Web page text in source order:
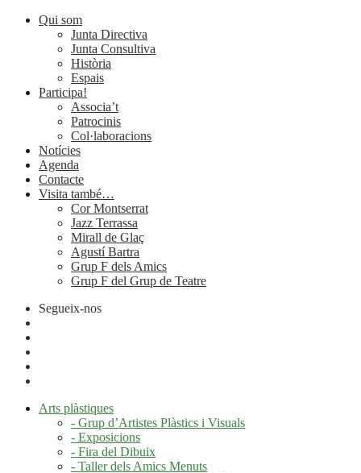
Qui som
Junta Directiva
Junta Consultiva
Història
Espais
Participa!
Associa’t
Patrocinis
Col·laboracions
Notícies
Agenda
Contacte
Visita també…
Cor Montserrat
Jazz Terrassa
Mirall de Glaç
Agustí Bartra
Grup F dels Amics
Grup F del Grup de Teatre
Segueix-nos
Arts plàstiques
- Grup d’Artistes Plàstics i Visuals
- Exposicions
- Fira del Dibuix
- Taller dels Amics Menuts